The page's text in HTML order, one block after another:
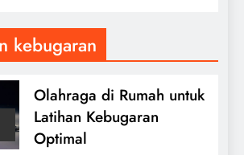
kebugaran
Olahraga di Rumah untuk
Latihan Kebugaran
Optimal